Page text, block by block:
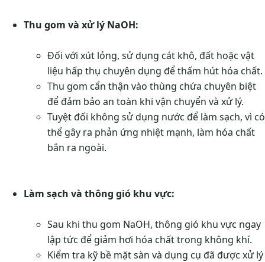
Thu gom và xử lý NaOH:
Đối với xút lỏng, sử dụng cát khô, đất hoặc vật
liệu hấp thụ chuyên dụng để thấm hút hóa chất.
Thu gom cẩn thận vào thùng chứa chuyên biệt
để đảm bảo an toàn khi vận chuyển và xử lý.
Tuyệt đối không sử dụng nước để làm sạch, vì có
thể gây ra phản ứng nhiệt mạnh, làm hóa chất
bắn ra ngoài.
Làm sạch và thông gió khu vực:
Sau khi thu gom NaOH, thông gió khu vực ngay
lập tức để giảm hơi hóa chất trong không khí.
Kiểm tra kỹ bề mặt sàn và dụng cụ đã được xử lý